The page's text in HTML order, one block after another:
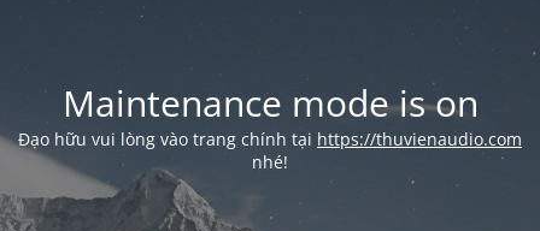
Maintenance mode is on
Đạo hữu vui lòng vào trang chính tại https://thuvienaudio.com
nhé!